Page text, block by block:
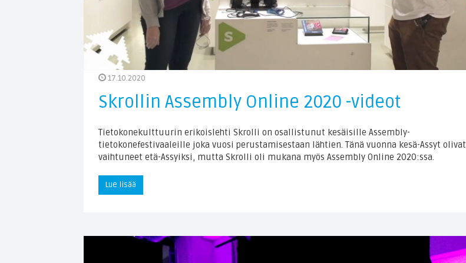
17.10.2020
Skrollin Assembly Online 2020 -videot
Tietokonekulttuurin erikoislehti Skrolli on osallistunut kesäisille Assembly-
tietokonefestivaaleille joka vuosi perustamisestaan lähtien. Tänä vuonna kesä-Assyt olivat
vaihtuneet etä-Assyiksi, mutta Skrolli oli mukana myös Assembly Online 2020:ssa.
Lue lisää